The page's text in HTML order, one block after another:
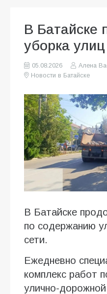
В Батайске
уборка улиц
05.08.2026
Алена
Новости в Батайске
В Батайске
по содержанию
сети.
Ежедневно
комплекс работ
улично-